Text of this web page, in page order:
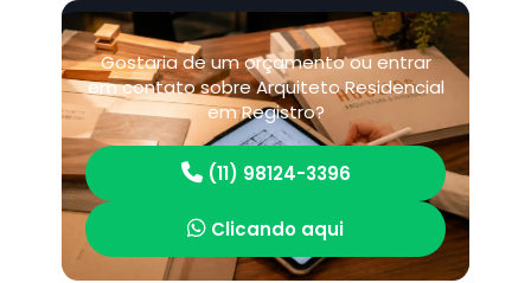
Gostaria de um orçamento ou entrar
em contato sobre Arquiteto Residencial
em Registro?
(11) 98124-3396
Clicando aqui